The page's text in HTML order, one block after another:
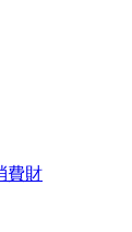
費財